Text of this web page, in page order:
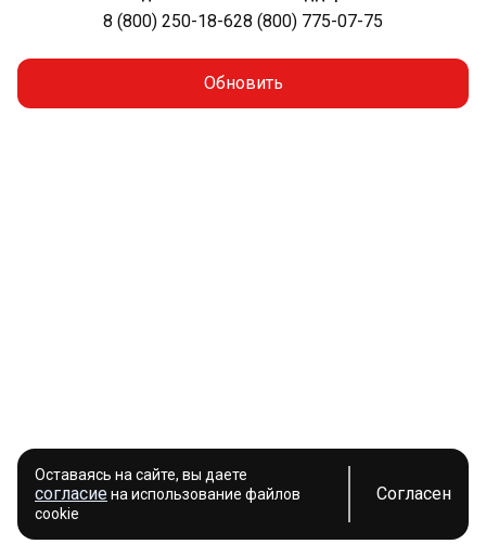
8 (800) 250-18-628 (800) 775-07-75
Обновить
Оставаясь на сайте, вы даете
согласиена использование файлов
cookie
Согласен